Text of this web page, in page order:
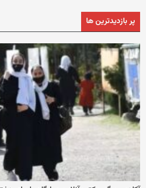
پر بازدیدترین ها